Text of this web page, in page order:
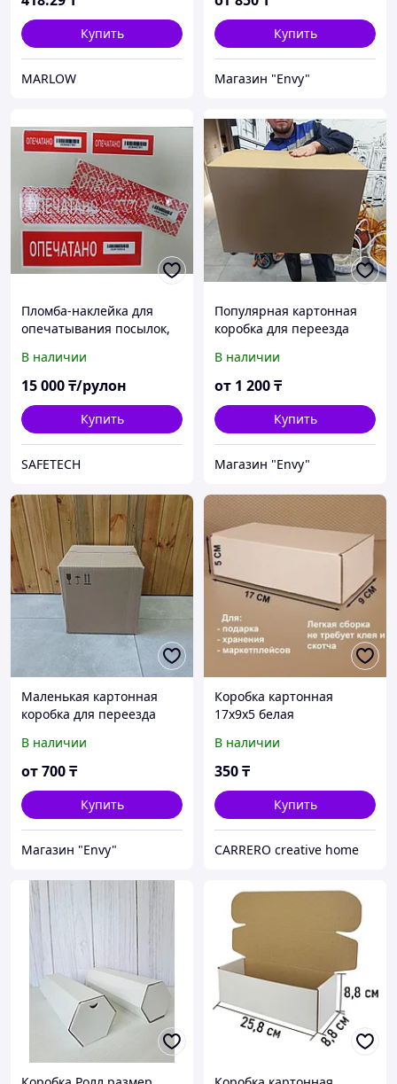
Купить
MARLOW
Гофрокоробки.
Купить
Магазин "Envy"
Пломба-наклейка для
опечатывания посылок,
В наличии
15 000₸/рулон
Купить
SAFETECH
Популярная картонная
коробка для переезда
Посылка. Отправка.
Гофрокартон. Wildberries.
В наличии
от 1 200₸
Купить
Магазин "Envy"
Маленькая картонная
коробка для переезда
Посылка. Отправка.
Гофрокартон. Wildberries.
В наличии
от700₸
Купить
Магазин "Envy"
Коробка картонная
17х9х5 белая
В наличии
350₸
Купить
CARRERO creative home